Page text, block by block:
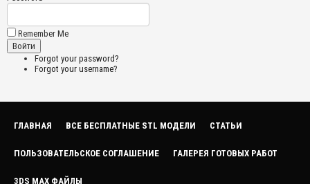
Remember Me
Forgot your password?
Forgot your username?
ГЛАВНАЯ ВСЕ БЕСПЛАТНЫЕ STL МОДЕЛИ СТАТЬИ
ПОЛЬЗОВАТЕЛЬСКОЕ СОГЛАШЕНИЕ ГАЛЕРЕЯ ГОТОВЫХ РАБОТ
3DS MAX ФАЙЛЫ